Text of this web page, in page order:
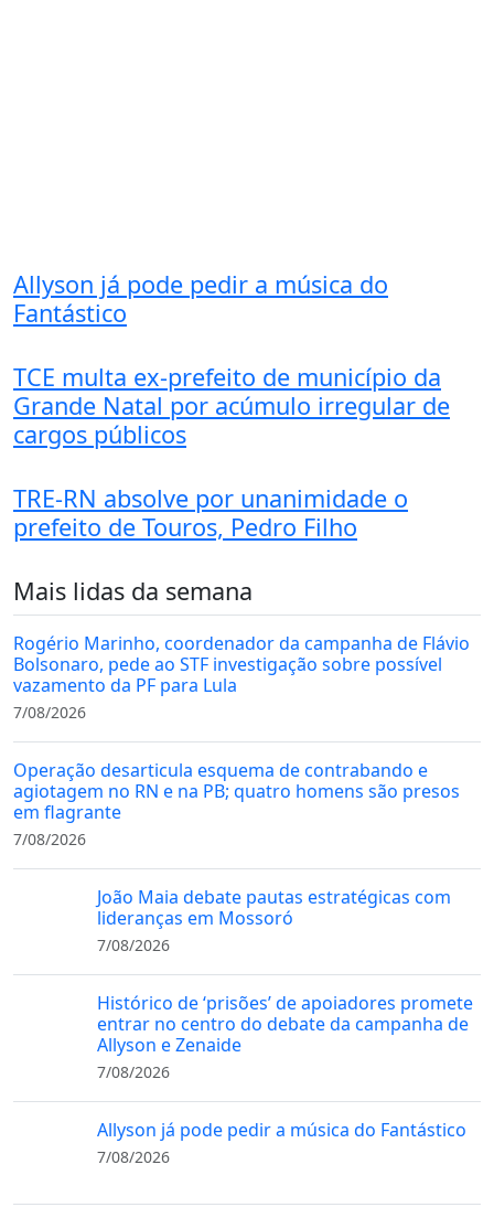
Allyson já pode pedir a música do
Fantástico
TCE multa ex-prefeito de município da
Grande Natal por acúmulo irregular de
cargos públicos
TRE-RN absolve por unanimidade o
prefeito de Touros, Pedro Filho
Mais lidas da semana
Rogério Marinho, coordenador da campanha de Flávio
Bolsonaro, pede ao STF investigação sobre possível
vazamento da PF para Lula
7/08/2026
Operação desarticula esquema de contrabando e
agiotagem no RN e na PB; quatro homens são presos
em flagrante
7/08/2026
João Maia debate pautas estratégicas com
lideranças em Mossoró
7/08/2026
Histórico de ‘prisões’ de apoiadores promete
entrar no centro do debate da campanha de
Allyson e Zenaide
7/08/2026
Allyson já pode pedir a música do Fantástico
7/08/2026